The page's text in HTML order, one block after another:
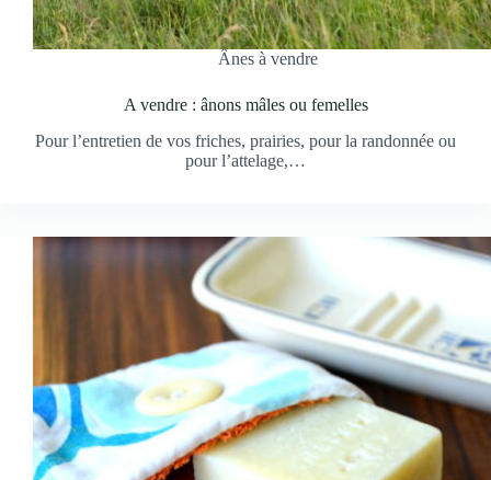
Ânes à vendre
A vendre : ânons mâles ou femelles
Pour l’entretien de vos friches, prairies, pour la randonnée ou
pour l’attelage,…